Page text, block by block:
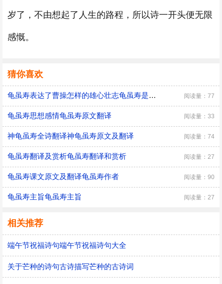
岁了，不由想起了人生的路程，所以诗一开头便无限
感慨。
猜你喜欢
龟虽寿表达了曹操怎样的雄心壮志龟虽寿是在什么背景下写的 阅读量：77
龟虽寿思想感情龟虽寿原文翻译 阅读量：33
神龟虽寿全诗翻译神龟虽寿原文及翻译 阅读量：74
龟虽寿翻译及赏析龟虽寿翻译和赏析 阅读量：27
龟虽寿课文原文及翻译龟虽寿作者 阅读量：90
龟虽寿主旨龟虽寿主旨 阅读量：27
相关推荐
端午节祝福诗句端午节祝福诗句大全
关于芒种的诗句古诗描写芒种的古诗词